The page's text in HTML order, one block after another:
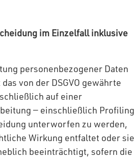
im Einzelfall inklusive
personenbezogener Daten
von der DSGVO gewährte
auf einer
— einschließlich Profiling
unterworfen zu werden,
Wirkung entfaltet oder sie
beeinträchtigt, sofern die